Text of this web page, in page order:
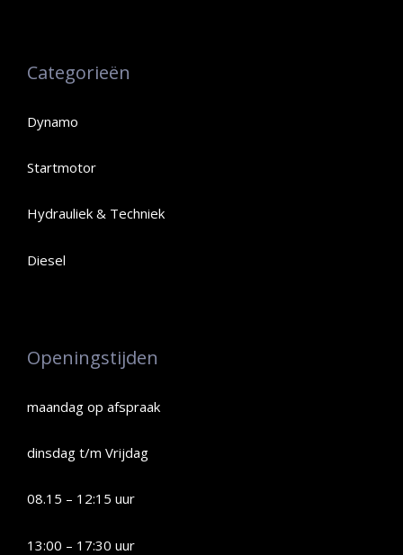
Categorieën
Dynamo
Startmotor
Hydrauliek & Techniek
Diesel
Openingstijden
maandag op afspraak
dinsdag t/m Vrijdag
08.15 – 12:15 uur
13:00 – 17:30 uur